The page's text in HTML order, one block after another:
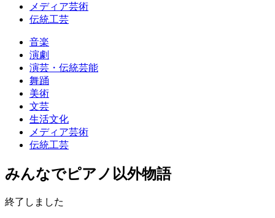
メディア芸術
伝統工芸
音楽
演劇
演芸・伝統芸能
舞踊
美術
文芸
生活文化
メディア芸術
伝統工芸
みんなでピアノ以外物語
終了しました